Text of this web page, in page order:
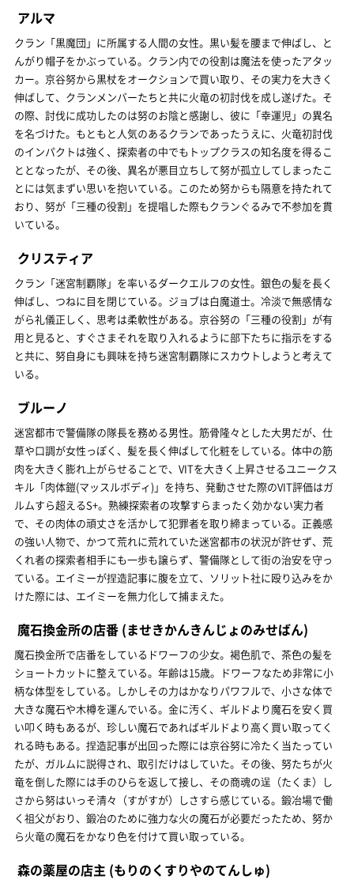
アルマ
クラン「黒魔団」に所属する人間の女性。黒い髪を腰まで伸ばし、と
んがり帽子をかぶっている。クラン内での役割は魔法を使ったアタッ
カー。京谷努から黒杖をオークションで買い取り、その実力を大きく
伸ばして、クランメンバーたちと共に火竜の初討伐を成し遂げた。そ
の際、討伐に成功したのは努のお陰と感謝し、彼に「幸運児」の異名
を名づけた。もともと人気のあるクランであったうえに、火竜初討伐
のインパクトは強く、探索者の中でもトップクラスの知名度を得るこ
ととなったが、その後、異名が悪目立ちして努が孤立してしまったこ
とには気まずい思いを抱いている。このため努からも隔意を持たれて
おり、努が「三種の役割」を提唱した際もクランぐるみで不参加を貫
いている。
クリスティア
クラン「迷宮制覇隊」を率いるダークエルフの女性。銀色の髪を長く
伸ばし、つねに目を閉じている。ジョブは白魔道士。冷淡で無感情な
がら礼儀正しく、思考は柔軟性がある。京谷努の「三種の役割」が有
用と見ると、すぐさまそれを取り入れるように部下たちに指示をする
と共に、努自身にも興味を持ち迷宮制覇隊にスカウトしようと考えて
いる。
ブルーノ
迷宮都市で警備隊の隊長を務める男性。筋骨隆々とした大男だが、仕
草や口調が女性っぽく、髪を長く伸ばして化粧をしている。体中の筋
肉を大きく膨れ上がらせることで、VITを大きく上昇させるユニークス
キル「肉体鎧(マッスルボディ)」を持ち、発動させた際のVIT評価はガ
ルムすら超えるS+。熟練探索者の攻撃すらまったく効かない実力者
で、その肉体の頑丈さを活かして犯罪者を取り締まっている。正義感
の強い人物で、かつて荒れに荒れていた迷宮都市の状況が許せず、荒
くれ者の探索者相手にも一歩も譲らず、警備隊として街の治安を守っ
ている。エイミーが捏造記事に腹を立て、ソリット社に殴り込みをか
けた際には、エイミーを無力化して捕まえた。
魔石換金所の店番 (ませきかんきんじょのみせばん)
魔石換金所で店番をしているドワーフの少女。褐色肌で、茶色の髪を
ショートカットに整えている。年齢は15歳。ドワーフなため非常に小
柄な体型をしている。しかしその力はかなりパワフルで、小さな体で
大きな魔石や木樽を運んでいる。金に汚く、ギルドより魔石を安く買
い叩く時もあるが、珍しい魔石であればギルドより高く買い取ってく
れる時もある。捏造記事が出回った際には京谷努に冷たく当たってい
たが、ガルムに説得され、取引だけはしていた。その後、努たちが火
竜を倒した際には手のひらを返して接し、その商魂の逞（たくま）し
さから努はいっそ清々（すがすが）しさすら感じている。鍛冶場で働
く祖父がおり、鍛冶のために強力な火の魔石が必要だったため、努か
ら火竜の魔石をかなり色を付けて買い取っている。
森の薬屋の店主 (もりのくすりやのてんしゅ)